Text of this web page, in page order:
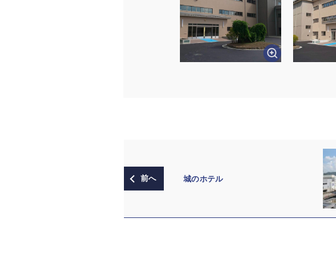
城のホテル